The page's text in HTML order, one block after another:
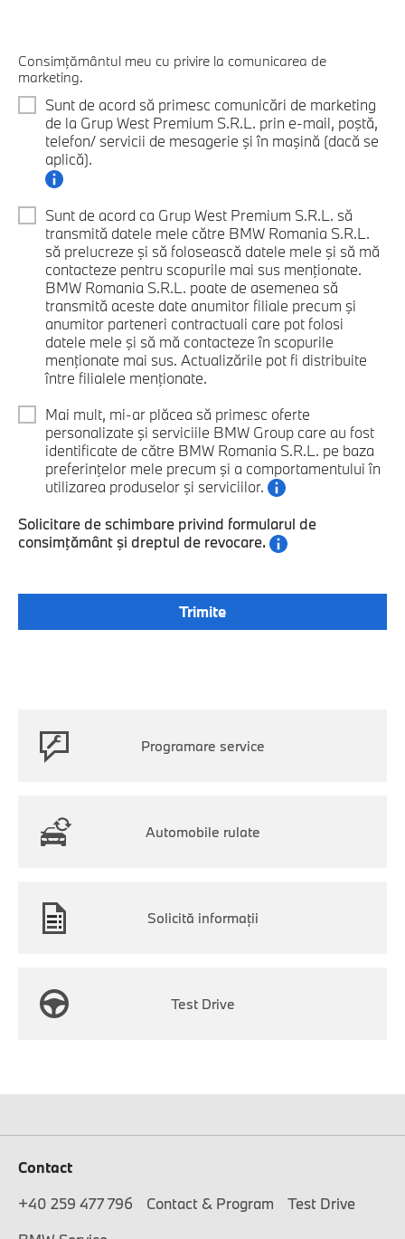
Consimţământul meu cu privire la comunicarea de
marketing.
Sunt de acord să primesc comunicări de marketing
de la Grup West Premium S.R.L. prin e-mail, poştă,
telefon/ servicii de mesagerie şi în maşină (dacă se
aplică).
Sunt de acord ca Grup West Premium S.R.L. să
transmită datele mele către BMW Romania S.R.L.
să prelucreze şi să folosească datele mele şi să mă
contacteze pentru scopurile mai sus menţionate.
BMW Romania S.R.L. poate de asemenea să
transmită aceste date anumitor filiale precum şi
anumitor parteneri contractuali care pot folosi
datele mele şi să mă contacteze în scopurile
menţionate mai sus. Actualizările pot fi distribuite
între filialele menţionate.
Mai mult, mi-ar plăcea să primesc oferte
personalizate şi serviciile BMW Group care au fost
identificate de către BMW Romania S.R.L. pe baza
preferinţelor mele precum şi a comportamentului în
utilizarea produselor şi serviciilor.
Solicitare de schimbare privind formularul de
consimţământ şi dreptul de revocare.
Programare service
Automobile rulate
Solicită informaţii
Test Drive
Contact
+40 259 477 796
Contact & Program
Test Drive